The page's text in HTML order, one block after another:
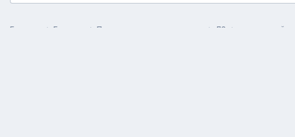
Главная Галерея Пользовательские галереи Л2 у нас на районе